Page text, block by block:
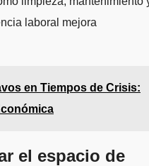
laboral mejora
en Tiempos de Crisis:
el espacio de